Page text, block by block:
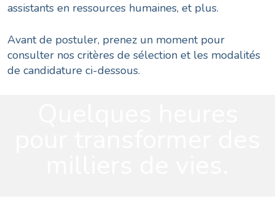
assistants en ressources humaines, et plus.
Avant de postuler, prenez un moment pour
consulter nos critères de sélection et les modalités
de candidature ci-dessous.